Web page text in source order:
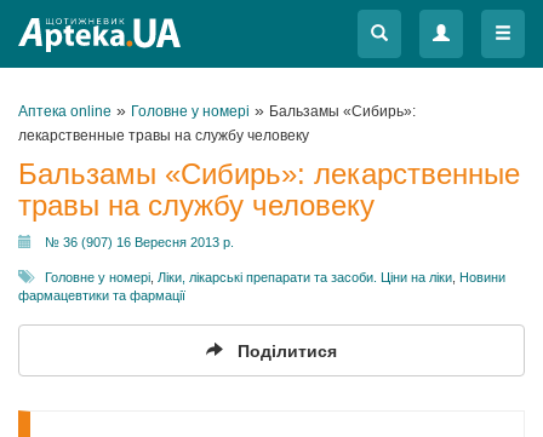
Меню
Меню
Аптека online » Головне у номері » Бальзамы «Сибирь»:
лекарственные травы на службу человеку
Бальзамы «Сибирь»: лекарственные
травы на службу человеку
№ 36 (907) 16 Вересня 2013 р.
Головне у номері Ліки, лікарські препарати та засоби. Ціни на ліки Новини
фармацевтики та фармації
Поділитися